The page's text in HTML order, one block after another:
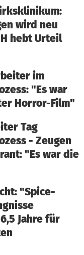
wird neu
hebt Urteil
im
"Es war
Horror-Film"
Tag
- Zeugen
"Es war die
"Spice-
Jahre für